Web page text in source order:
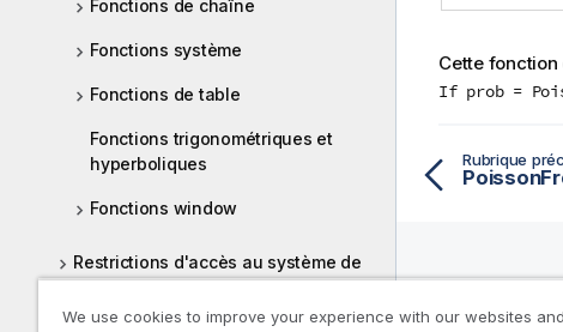
Fonctions de chaîne
Fonctions système
Fonctions de table
Fonctions trigonométriques et
hyperboliques
Fonctions window
Restrictions d'accès au système de
fichiers
Cette fonction
If prob =
Rubrique
We use cookies to improve your experience with our websites